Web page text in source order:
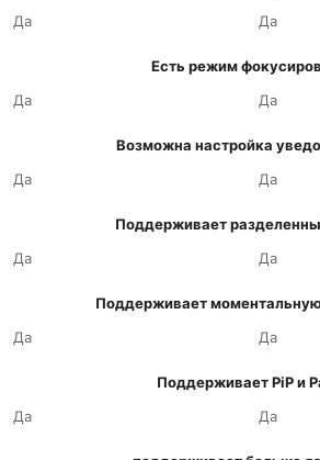
Да
Да
Есть режим
Да
Да
Возможна настройка
Да
Да
Поддерживает
Да
Да
Поддерживает
Да
Да
Поддерживает PiP и
Да
Да